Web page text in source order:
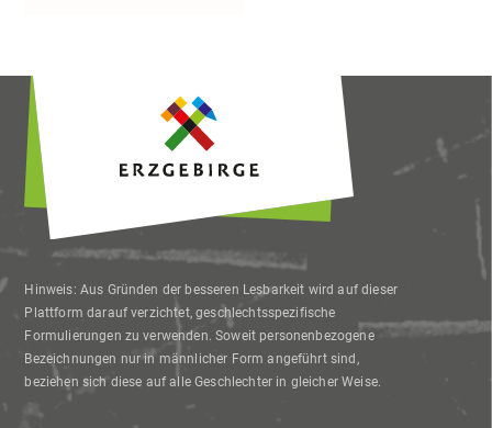
Hinweis: Aus Gründen der besseren Lesbarkeit wird auf dieser
Plattform darauf verzichtet, geschlechtsspezifische
Formulierungen zu verwenden. Soweit personenbezogene
Bezeichnungen nur in männlicher Form angeführt sind,
beziehen sich diese auf alle Geschlechter in gleicher Weise.